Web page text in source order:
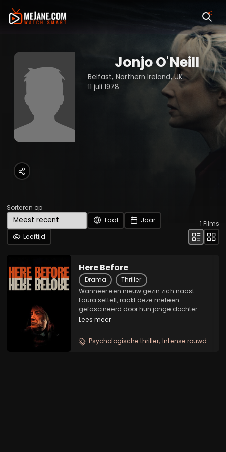
Jonjo O'Neill
Belfast, Northern Ireland, UK
11 juli 1978
Sorteren op
Taal
Jaar
Leeftijd
1 Films
Here Before
Drama
Thriller
Wanneer een nieuw gezin zich naast
Laura settelt, raakt deze meteen
gefascineerd door hun jonge dochter
Megan. Laura moet namelijk meteen aan
jaren geleden kwam te overlijden. Megan
vertoont echter eigenaardig...
Lees meer
Psychologische thriller Intense rouwdrama